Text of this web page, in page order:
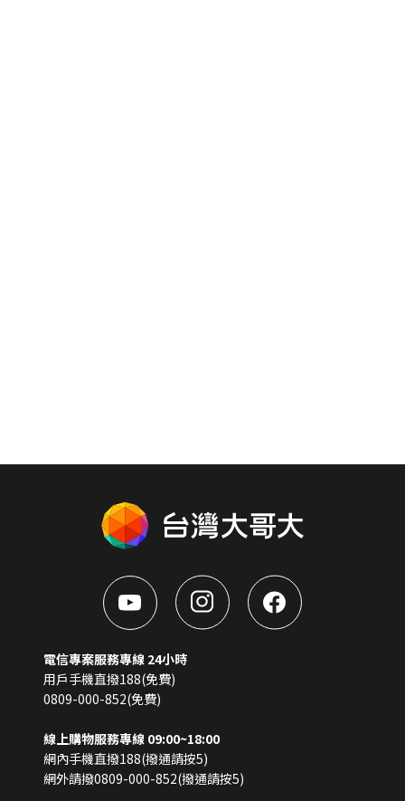
電信專案服務專線 24小時
用戶手機直撥188(免費)
0809-000-852(免費)
線上購物服務專線 09:00~18:00
網內手機直撥188(撥通請按5)
網外請撥0809-000-852(撥通請按5)